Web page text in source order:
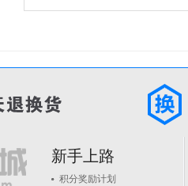
新手上路
积分奖励计划